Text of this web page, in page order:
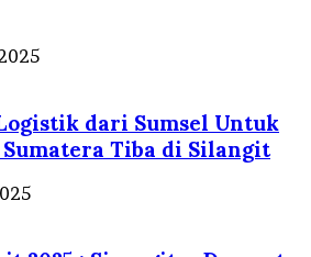
dari Sumsel Untuk
Sumatera Tiba di Silangit